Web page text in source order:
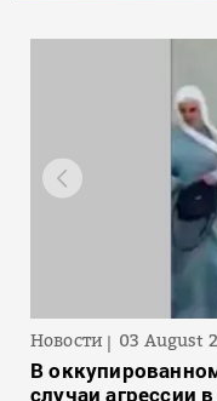
Новости 03 August
В
случаи агрессии